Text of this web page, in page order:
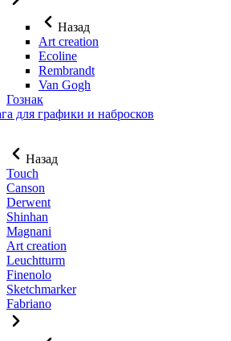
Назад
Art creation
Ecoline
Rembrandt
Van Gogh
Гознак
для графики и набросков
Назад
Touch
Canson
Derwent
Shinhan
Magnani
Art creation
Leuchtturm
Finenolo
Sketchmarker
Fabriano